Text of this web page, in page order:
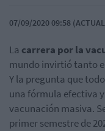
07/09/2020 09:58
La carrera por la
mundo invirtió tanto
Y la pregunta que
una fórmula efectiva
vacunación masiva.
primer semestre de